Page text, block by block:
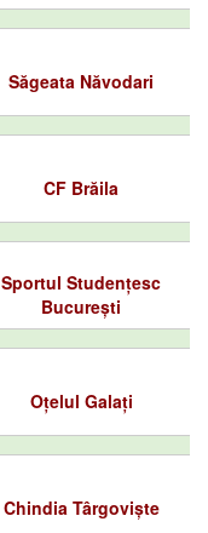
Săgeata Năvodari
CF Brăila
Sportul Studențesc
București
Oțelul Galați
Chindia Târgoviște